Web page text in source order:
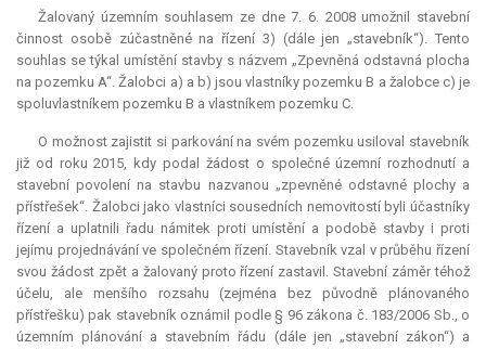
Žalovaný územním souhlasem ze dne 7. 6. 2008 umožnil stavební
činnost osobě zúčastněné na řízení 3) (dále jen „stavebník“). Tento
souhlas se týkal umístění stavby s názvem „Zpevněná odstavná plocha
na pozemku A“. Žalobci a) a b) jsou vlastníky pozemku B a žalobce c) je
spoluvlastníkem pozemku B a vlastníkem pozemku C.
O možnost zajistit si parkování na svém pozemku usiloval stavebník
již od roku 2015, kdy podal žádost o společné územní rozhodnutí a
stavební povolení na stavbu nazvanou „zpevněné odstavné plochy a
přístřešek“. Žalobci jako vlastníci sousedních nemovitostí byli účastníky
řízení a uplatnili řadu námitek proti umístění a podobě stavby i proti
jejímu projednávání ve společném řízení. Stavebník vzal v průběhu řízení
svou žádost zpět a žalovaný proto řízení zastavil. Stavební záměr téhož
účelu, ale menšího rozsahu (zejména bez původně plánovaného
přístřešku) pak stavebník oznámil podle § 96 zákona č. 183/2006 Sb., o
územním plánování a stavebním řádu (dále jen „stavební zákon“) a